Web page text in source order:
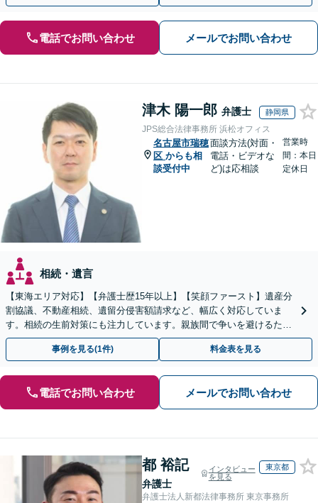
電話でお問い合わせ メールでお問い合わせ
津木 陽一郎 弁護士 静岡県
JPS総合法律事務所 浜松オフィス
名古屋市瑞穂
区 からも相
談受付中
面談方法(対面・
電話・ビデオな
ど)は応相談
営業時
間：本日
定休日
相続・遺言
【東海エリア対応】【弁護士歴15年以上】【笑顔ファースト】遺産分
割協議、不動産相続、遺留分侵害額請求など、幅広く対応していま
す。相続の生前対策にも注力しています。親族間で争いを避けるため
にも、お早めにご相談ください。【初回面談無料】
事例を見る(1件) 料金表を見る
電話でお問い合わせ メールでお問い合わせ
都 裕記
弁護士
インタビュー
を見る
東京都
弁護士法人新都法律事務所 東京事務所